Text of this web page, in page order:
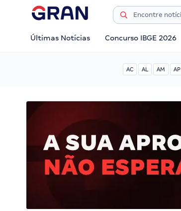
Últimas Notícias Concurso IBGE 2026
AC AL AM AP